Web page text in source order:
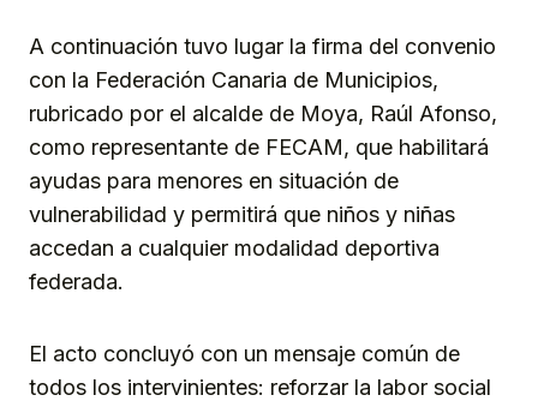
A continuación tuvo lugar la firma del convenio
con la Federación Canaria de Municipios,
rubricado por el alcalde de Moya, Raúl Afonso,
como representante de FECAM, que habilitará
ayudas para menores en situación de
vulnerabilidad y permitirá que niños y niñas
accedan a cualquier modalidad deportiva
federada.
El acto concluyó con un mensaje común de
todos los intervinientes: reforzar la labor social